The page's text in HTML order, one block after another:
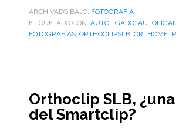
en
boca
del
ARCHIVADO BAJO: FOTOGRAFÍA
ETIQUETADO CON: AUTOLIGADO,
FOTOGRAFÍAS, ORTHOCLIPSLB,
Orthoclip SLB,
del Smartclip?